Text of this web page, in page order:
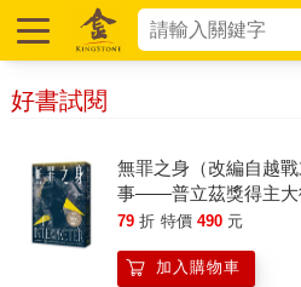
好書試閱
無罪之身（改編自越
事——普立茲獎得主大
勒最新史詩鉅作）
79 折 特價 490 元
加入購物車